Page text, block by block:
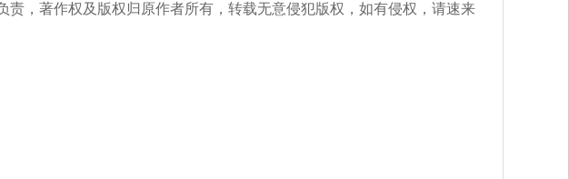
责，著作权及版权归原作者所有，转载无意侵犯版权，如有侵权，请速来